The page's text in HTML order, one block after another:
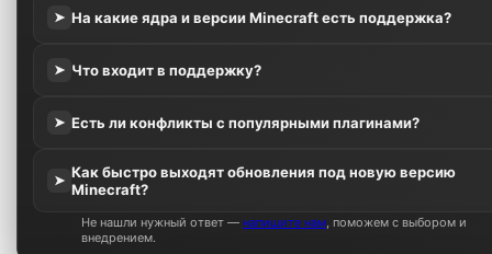
➤ На какие ядра и версии Minecraft есть поддержка?
➤ Что входит в поддержку?
➤ Есть ли конфликты с популярными плагинами?
➤ Как быстро выходят обновления под новую версию
Minecraft?
Не нашли нужный ответ —напишите нам , поможем с выбором и
внедрением.